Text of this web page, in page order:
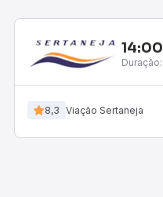
14:00
Duração:
8,3 Viação Sertaneja